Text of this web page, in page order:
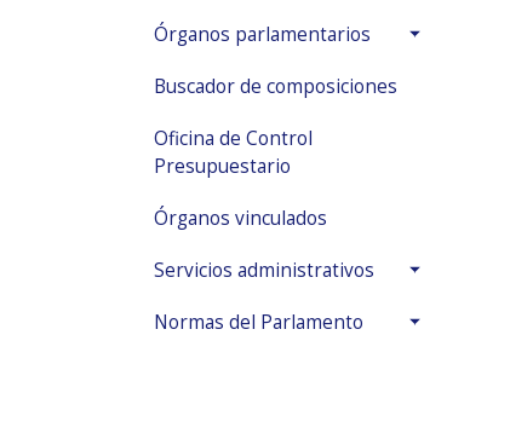
Órganos parlamentarios
Buscador de composiciones
Oficina de Control
Presupuestario
Órganos vinculados
Servicios administrativos
Normas del Parlamento